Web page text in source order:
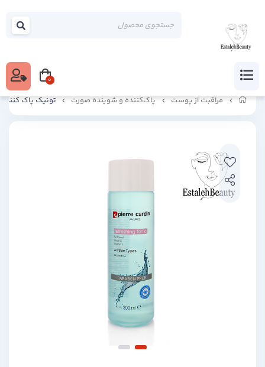
مراقبت از پوست پاک‌کننده و شوینده صورت تونیک پاک کننده
0